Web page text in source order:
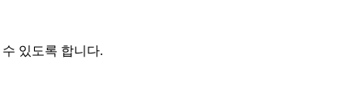
있도록 합니다.